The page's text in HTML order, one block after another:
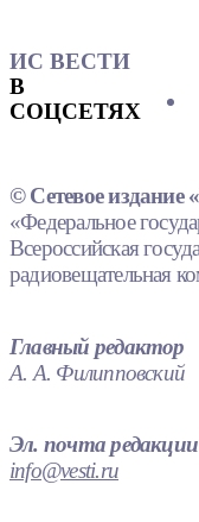
ИС ВЕСТИ
В
СОЦСЕТЯХ
© Сетевое издание
«Федеральное
Всероссийская
радиовещательная
Главный редактор
А. А. Филипповский
Эл. почта редакции
info@vesti.ru